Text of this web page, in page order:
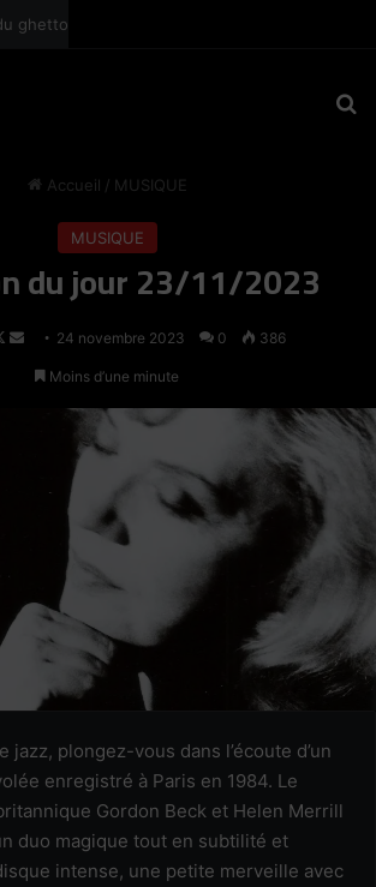
ghetto
Accueil / MUSIQUE
MUSIQUE
du jour 23/11/2023
Follow
Envoyer
un
24 novembre 2023 0 386
Moins d’une minute
jazz, plongez-vous dans l’écoute d’un
enregistré à Paris en 1984. Le
Gordon Beck et Helen Merrill
duo magique tout en subtilité et
intense, une petite merveille avec